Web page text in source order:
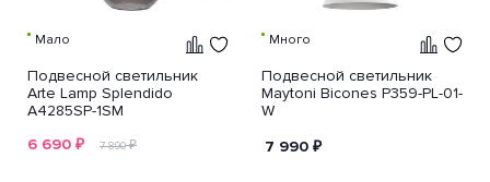
Мало
Подвесной светильник
Arte Lamp Splendido
A4285SP-1SM
6 690 ₽ 7 890₽
Много
Подвесной светильник
Maytoni Bicones P359-PL-01-
W
7 990 ₽